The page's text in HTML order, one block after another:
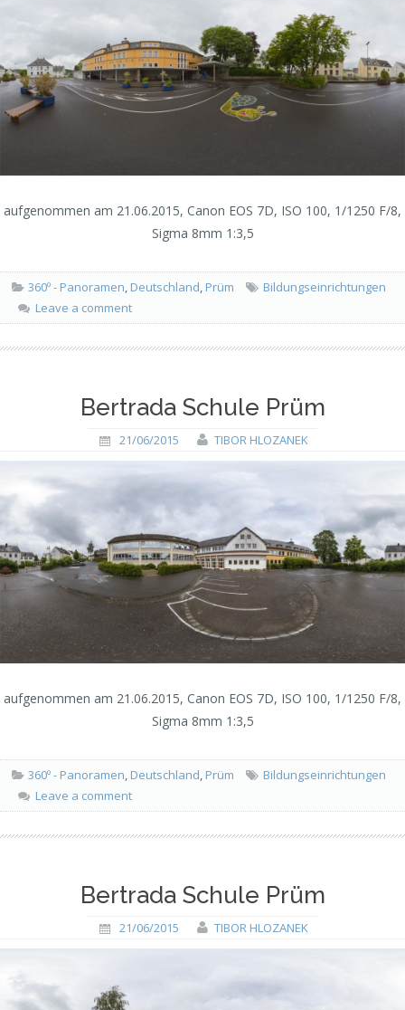
aufgenommen am 21.06.2015, Canon EOS 7D, ISO 100, 1/1250 F/8,
Sigma 8mm 1:3,5
360º - Panoramen, Deutschland, Prüm
Bildungseinrichtungen
Leave a comment
Bertrada Schule Prüm
21/06/2015 TIBOR HLOZANEK
aufgenommen am 21.06.2015, Canon EOS 7D, ISO 100, 1/1250 F/8,
Sigma 8mm 1:3,5
360º - Panoramen, Deutschland, Prüm
Bildungseinrichtungen
Leave a comment
Bertrada Schule Prüm
21/06/2015 TIBOR HLOZANEK